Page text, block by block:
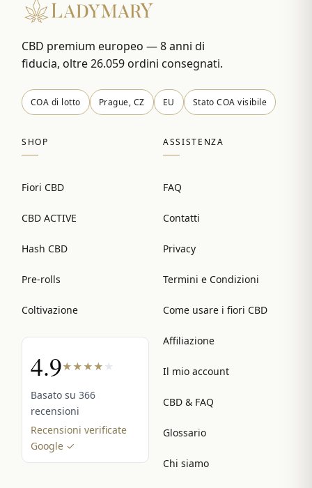
CBD premium europeo — 8 anni di
fiducia, oltre 26.059 ordini consegnati.
COA di lotto Prague, CZ EU Stato COA visibile
SHOP
Fiori CBD
CBD ACTIVE
Hash CBD
Pre-rolls
Coltivazione
4.9★★★★ ★
Basato su 366
recensioni
Recensioni verificate
Google ✓
ASSISTENZA
FAQ
Contatti
Privacy
Termini e Condizioni
Come usare i fiori CBD
Affiliazione
Il mio account
CBD & FAQ
Glossario
Chi siamo